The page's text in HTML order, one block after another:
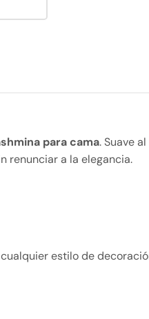
para cama. Suave
renunciar a la elegancia.
estilo de